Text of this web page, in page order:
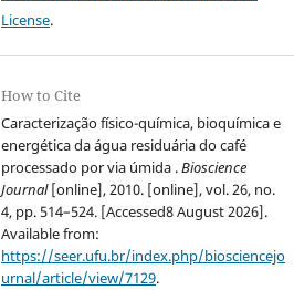
License.
How to Cite
Caracterização físico-química, bioquímica e
energética da água residuária do café
processado por via úmida .Bioscience
Journal[online], 2010. [online], vol. 26, no.
4, pp. 514–524. [Accessed8 August 2026].
Available from:
https://seer.ufu.br/index.php/biosciencejo
urnal/article/view/7129.